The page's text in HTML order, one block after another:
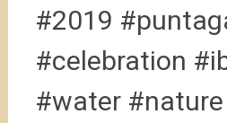
#2019
#celebration
#water